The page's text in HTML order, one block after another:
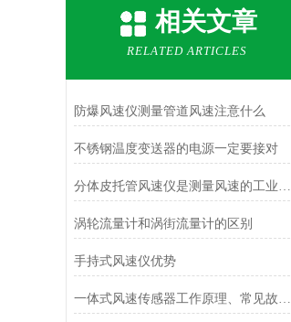
相关文章
RELATED ARTICLES
防爆风速仪测量管道风速注意什么
不锈钢温度变送器的电源一定要接对
分体皮托管风速仪是测量风速的工业设备
涡轮流量计和涡街流量计的区别
手持式风速仪优势
一体式风速传感器工作原理、常见故障排查与运维建议